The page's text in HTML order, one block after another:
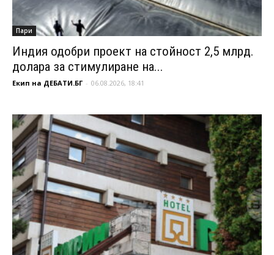
Пари
Индия одобри проект на стойност 2,5 млрд.
долара за стимулиране на...
Екип на ДЕБАТИ.БГ - 06.08.2026, 18:41